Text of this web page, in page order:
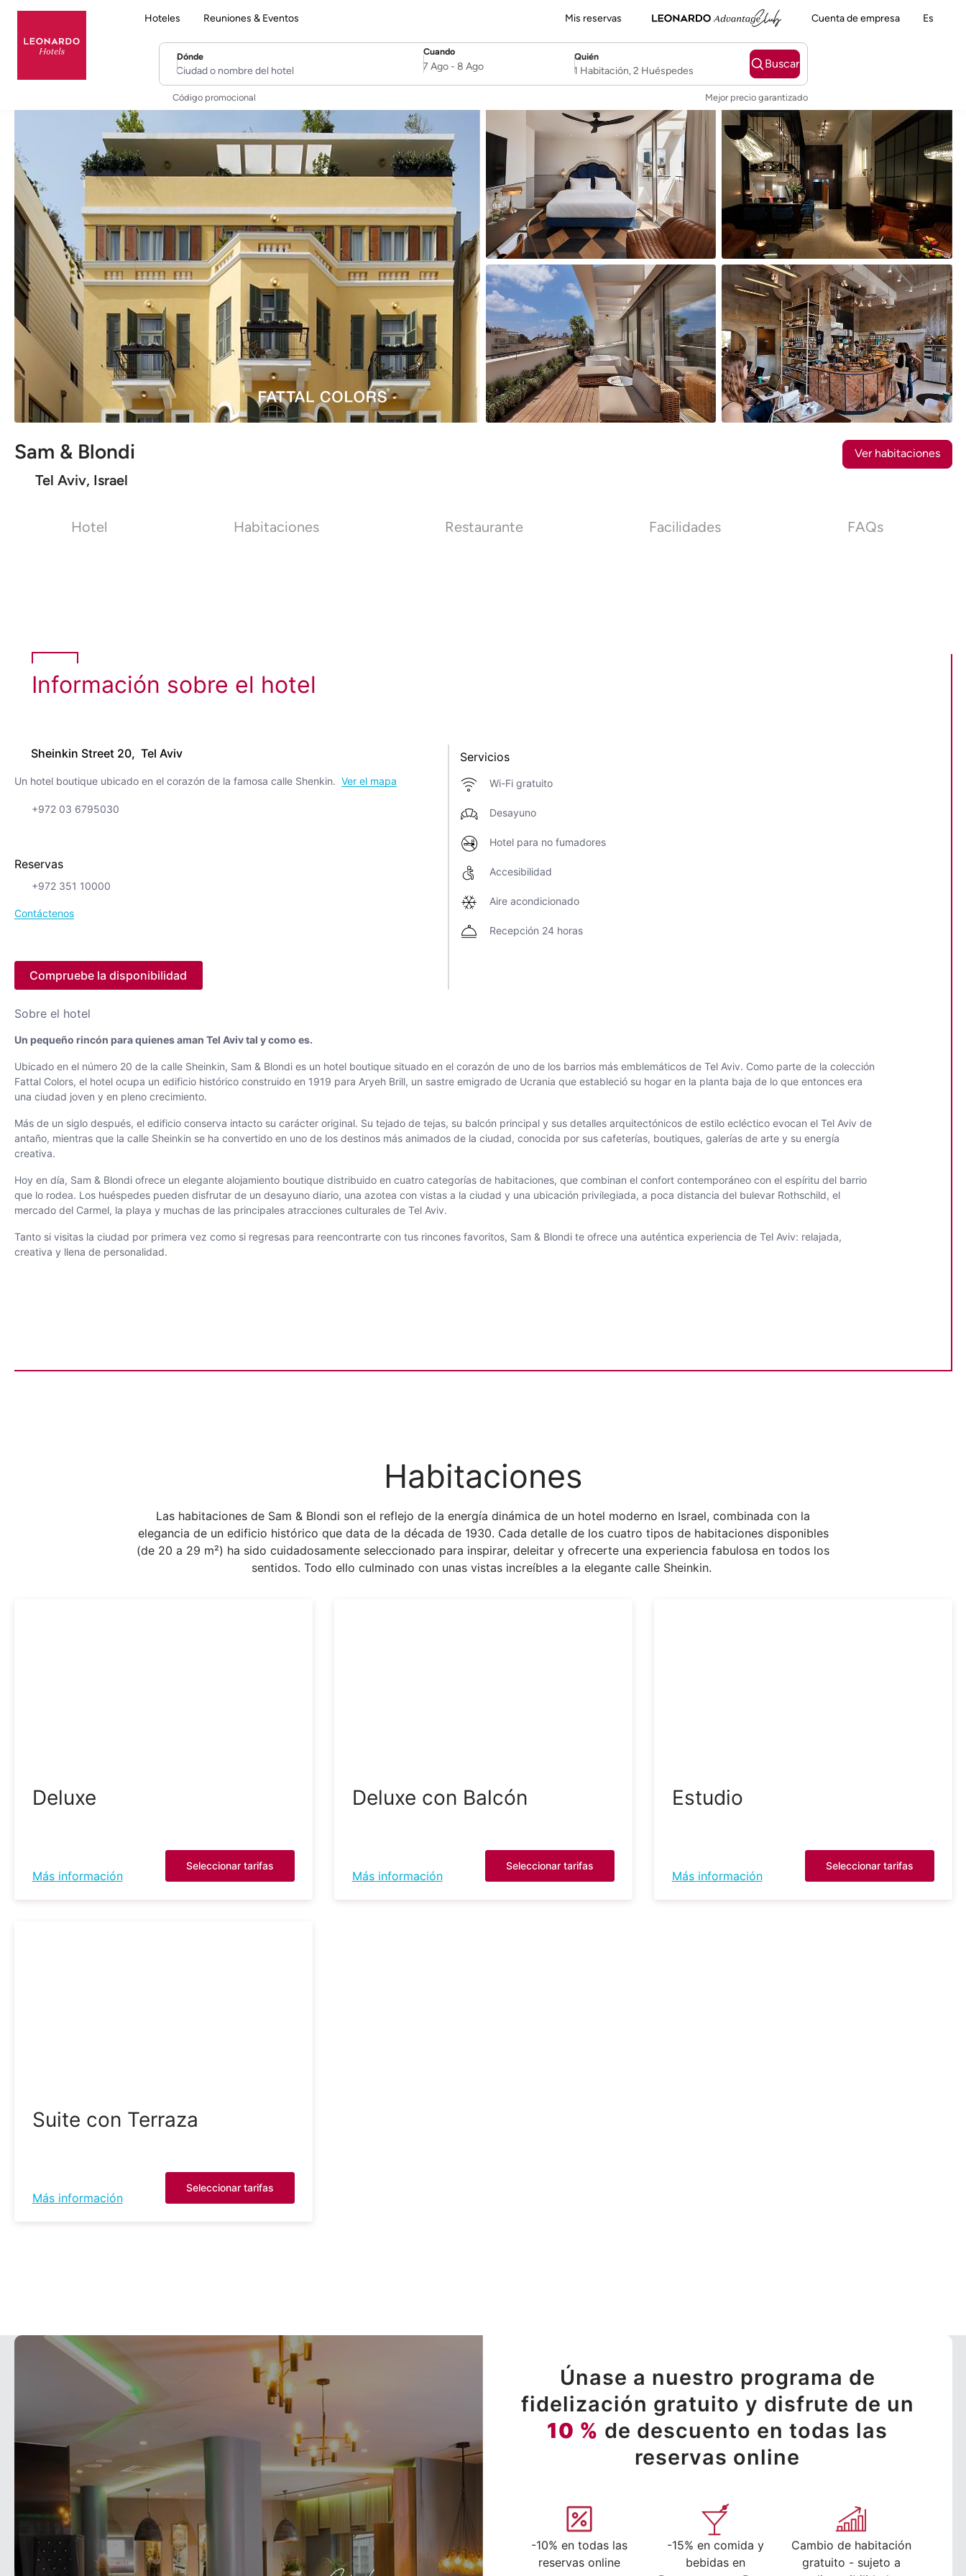
Hoteles Reuniones & Eventos Mis reservas Cuenta de empresa Es
Sam & Blondi
Tel Aviv, Israel
Ver habitaciones
Dónde
Ciudad o nombre del hotel
Cuando
SelectDate
7 Ago- 8 Ago
Quién
Username
1 Habitación, 2 Huéspedes
Buscar
Código promocional Mejor precio garantizado
Hotel Habitaciones Restaurante Facilidades FAQs
Información sobre el hotel
Sheinkin Street 20, Tel Aviv
Un hotel boutique ubicado en el corazón de la famosa calle Shenkin. Ver el mapa
+972 03 6795030
Reservas
+972 351 10000
Contáctenos
Compruebe la disponibilidad
Servicios
Wi-Fi gratuito
Desayuno
Hotel para no fumadores
Accesibilidad
Aire acondicionado
Recepción 24 horas
Sobre el hotel
Un pequeño rincón para quienes aman Tel Aviv tal y como es.
Ubicado en el número 20 de la calle Sheinkin, Sam & Blondi es un hotel boutique situado en el corazón de uno de los barrios más emblemáticos de Tel Aviv. Como parte de la colección
Fattal Colors, el hotel ocupa un edificio histórico construido en 1919 para Aryeh Brill, un sastre emigrado de Ucrania que estableció su hogar en la planta baja de lo que entonces era
una ciudad joven y en pleno crecimiento.
Más de un siglo después, el edificio conserva intacto su carácter original. Su tejado de tejas, su balcón principal y sus detalles arquitectónicos de estilo ecléctico evocan el Tel Aviv de
antaño, mientras que la calle Sheinkin se ha convertido en uno de los destinos más animados de la ciudad, conocida por sus cafeterías, boutiques, galerías de arte y su energía
creativa.
Hoy en día, Sam & Blondi ofrece un elegante alojamiento boutique distribuido en cuatro categorías de habitaciones, que combinan el confort contemporáneo con el espíritu del barrio
que lo rodea. Los huéspedes pueden disfrutar de un desayuno diario, una azotea con vistas a la ciudad y una ubicación privilegiada, a poca distancia del bulevar Rothschild, el
mercado del Carmel, la playa y muchas de las principales atracciones culturales de Tel Aviv.
Tanto si visitas la ciudad por primera vez como si regresas para reencontrarte con tus rincones favoritos, Sam & Blondi te ofrece una auténtica experiencia de Tel Aviv: relajada,
creativa y llena de personalidad.
Habitaciones
Las habitaciones de Sam & Blondi son el reflejo de la energía dinámica de un hotel moderno en Israel, combinada con la
elegancia de un edificio histórico que data de la década de 1930. Cada detalle de los cuatro tipos de habitaciones disponibles
(de 20 a 29 m²) ha sido cuidadosamente seleccionado para inspirar, deleitar y ofrecerte una experiencia fabulosa en todos los
sentidos. Todo ello culminado con unas vistas increíbles a la elegante calle Sheinkin.
Deluxe
Más información
Seleccionar tarifas
Deluxe con Balcón
Más información
Seleccionar tarifas
Estudio
Más información
Seleccionar tarifas
Suite con Terraza
Más información
Seleccionar tarifas
Únase a nuestro programa de
fidelización gratuito y disfrute de un
10 % de descuento en todas las
reservas online
-10% en todas las
reservas online
-15% en comida y
bebidas en
Cambio de habitación
gratuito - sujeto a